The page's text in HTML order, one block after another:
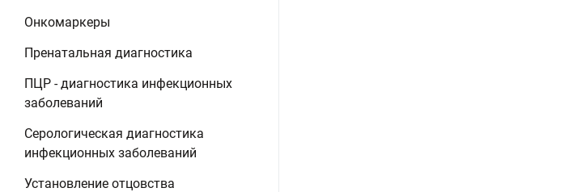
Онкомаркеры
Пренатальная диагностика
ПЦР - диагностика инфекционных
заболеваний
Серологическая диагностика
инфекционных заболеваний
Установление отцовства